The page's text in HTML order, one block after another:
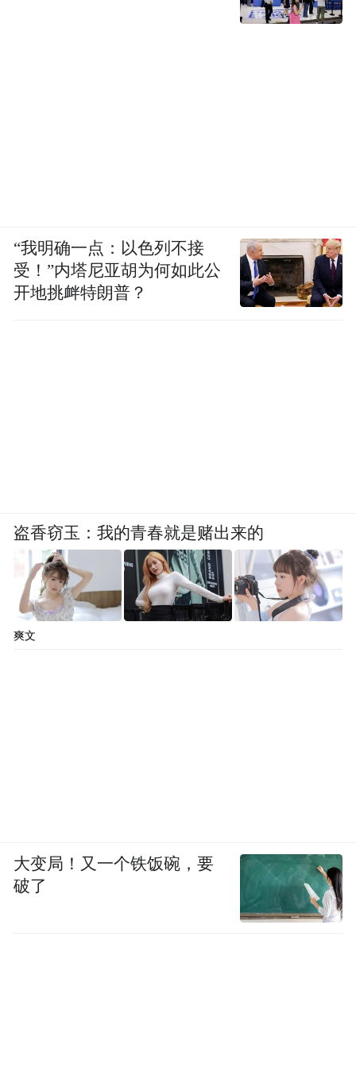
“我明确一点：以色列不接
受！”内塔尼亚胡为何如此公
开地挑衅特朗普？
盗香窃玉：我的青春就是赌出来的
爽文
大变局！又一个铁饭碗，要
破了